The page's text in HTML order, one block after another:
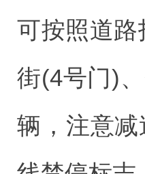
可按照道
街(4号门)
辆，注意